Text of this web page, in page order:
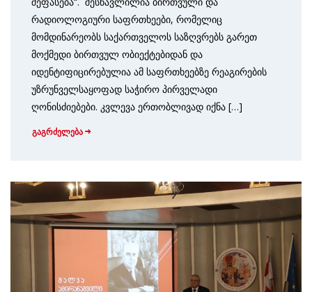
რადიოლოგიური საფრთხეები, რომელიც
მომდინარეობს საქართველოს საზღვრებს გარეთ
მოქმედი ბირთვულ ობიექტებიდან და
იდენტიფიცირებულია ამ საფრთხეებზე რეაგირების
უზრუნველსაყოფად საჭირო პირველადი
ღონისძიებები. კვლევა ერთობლივად იქნა […]
გაგრძელება